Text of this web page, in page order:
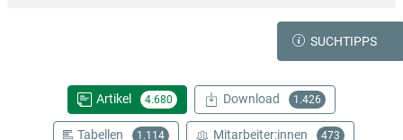
SUCHTIPPS
Artikel 4.680 Download 1.426
Tabellen 1.114 Mitarbeiter:innen 473